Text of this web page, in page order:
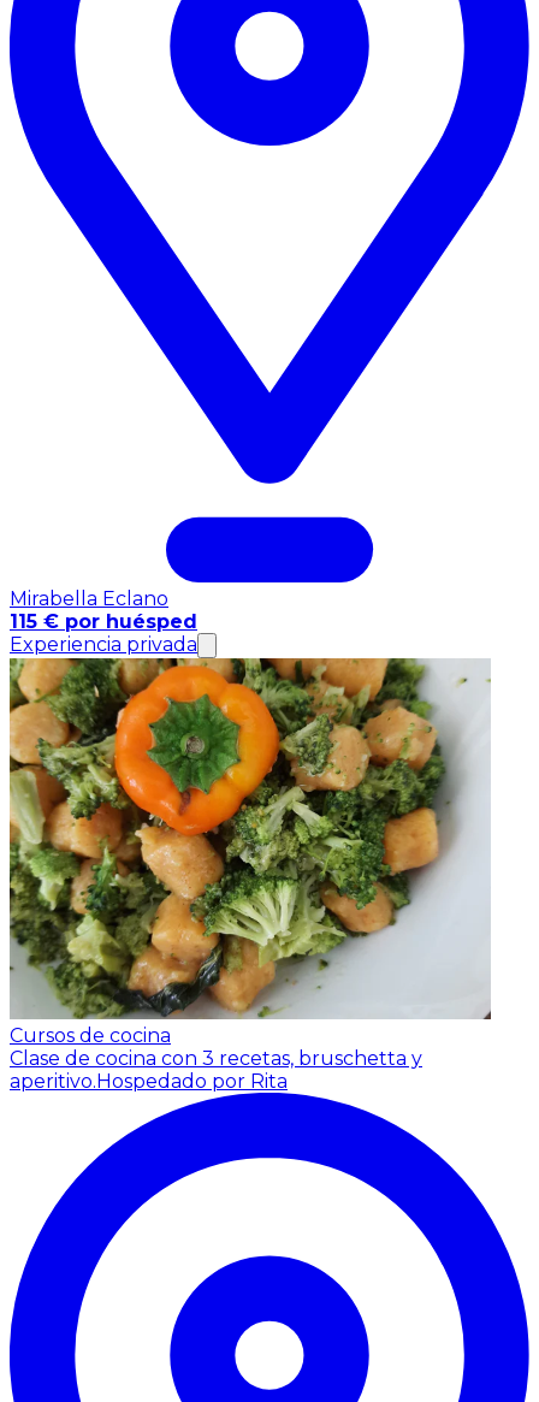
Mirabella Eclano
115 € por huésped
Experiencia privada
Cursos de cocina
Clase de cocina con 3 recetas, bruschetta y
aperitivo.Hospedado por Rita